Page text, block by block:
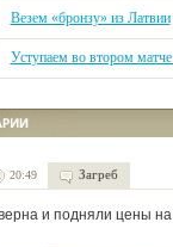
Везем «бронзу» из Латвии
Уступаем во втором
20:49 Загреб
и подняли цены